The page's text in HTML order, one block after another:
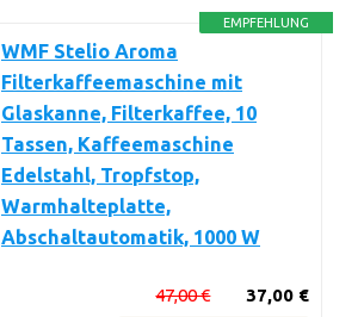
EMPFEHLUNG
WMF Stelio Aroma
Filterkaffeemaschine mit
Glaskanne, Filterkaffee, 10
Tassen, Kaffeemaschine
Edelstahl, Tropfstop,
Warmhalteplatte,
Abschaltautomatik, 1000 W
37,00 €
47,00 €